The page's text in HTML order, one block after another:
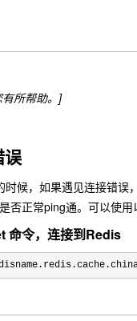
所帮助。]
误
时候，如果遇见连接错误
否正常ping通。可以使用
命令，连接到Redis